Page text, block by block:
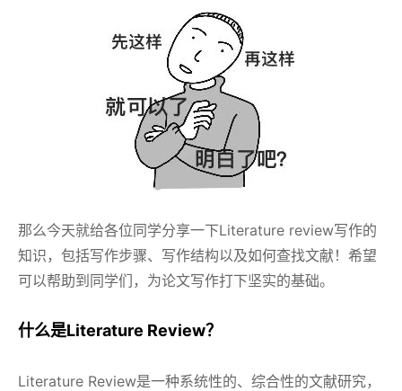
那么今天就给各位同学分享一下Literature review写作的
知识，包括写作步骤、写作结构以及如何查找文献！希望
可以帮助到同学们，为论文写作打下坚实的基础。
什么是Literature Review？
Literature Review是一种系统性的、综合性的文献研究，